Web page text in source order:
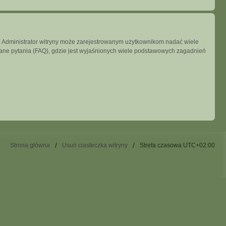
witryny może zarejestrowanym użytkownikom nadać wiele
pytania (FAQ), gdzie jest wyjaśnionych wiele podstawowych zagadnień
Strona główna Usuń ciasteczka witryny Strefa czasowa UTC+02:00